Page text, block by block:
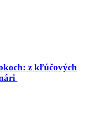
z kľúčových